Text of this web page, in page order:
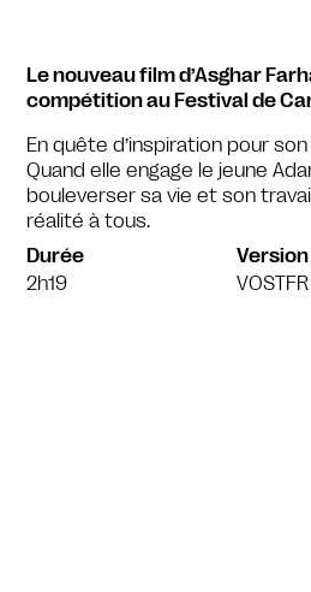
Le nouveau film d’Asghar
compétition au Festival de
En quête d’inspiration pour
Quand elle engage le jeune
bouleverser sa vie et son
réalité à tous.
Durée
2h19
Version
VOSTFR